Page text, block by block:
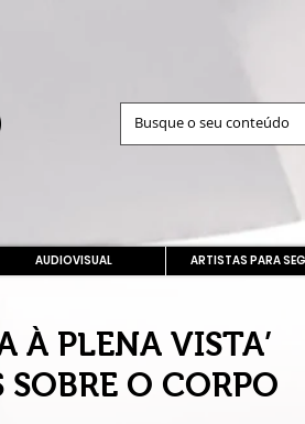
AUDIOVISUAL ARTISTAS PARA
À PLENA VISTA’
SOBRE O CORPO